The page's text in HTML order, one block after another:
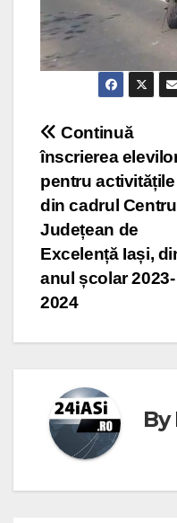
Post
navigation
Continuă
înscrierea
pentru activitățile
din cadrul
Județean de
Excelență Iași,
anul școlar 2023-
2024
By